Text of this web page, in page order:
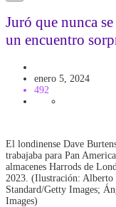
Juró que nunca
un encuentro
enero 5, 2024
492
El londinense Dave
trabajaba para Pan
almacenes Harrods de
2023. (Ilustración:
Standard/Getty Images;
Images)